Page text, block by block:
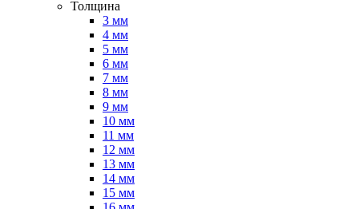
Толщина
3 мм
4 мм
5 мм
6 мм
7 мм
8 мм
9 мм
10 мм
11 мм
12 мм
13 мм
14 мм
15 мм